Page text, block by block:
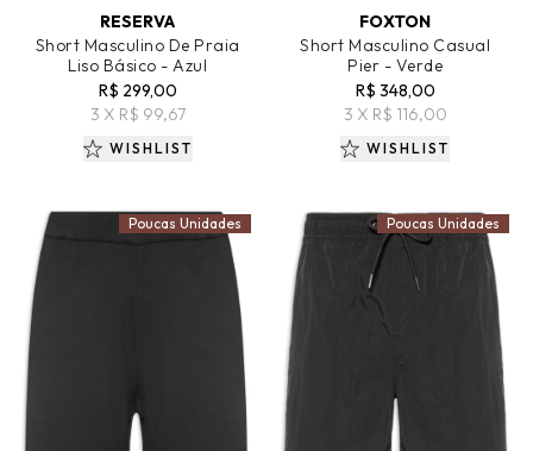
RESERVA
Short Masculino De Praia
Liso Básico - Azul
R$ 299,00
3 X R$ 99,67
WISHLIST
FOXTON
Short Masculino Casual
Pier - Verde
R$ 348,00
3 X R$ 116,00
WISHLIST
Poucas Unidades Poucas Unidades